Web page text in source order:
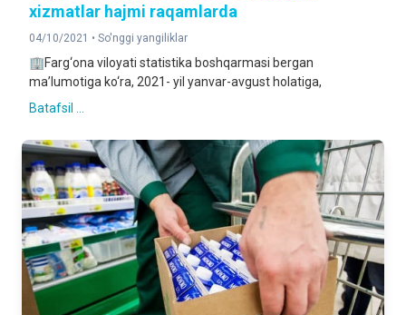
xizmatlar hajmi raqamlarda
04/10/2021 • So'nggi yangiliklar
🏢Farg‘ona viloyati statistika boshqarmasi bergan
ma’lumotiga ko‘ra, 2021- yil yanvar-avgust holatiga,
Batafsil ...